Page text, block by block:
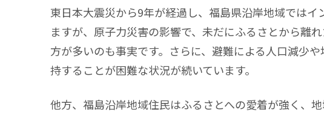
東日本大震災から9年が経過し、福島県沿岸地域では
ますが、原子力災害の影響で、未だにふるさとから離
方が多いのも事実です。さらに、避難による人口減少
持することが困難な状況が続いています。
他方、福島沿岸地域住民はふるさとへの愛着が強く、